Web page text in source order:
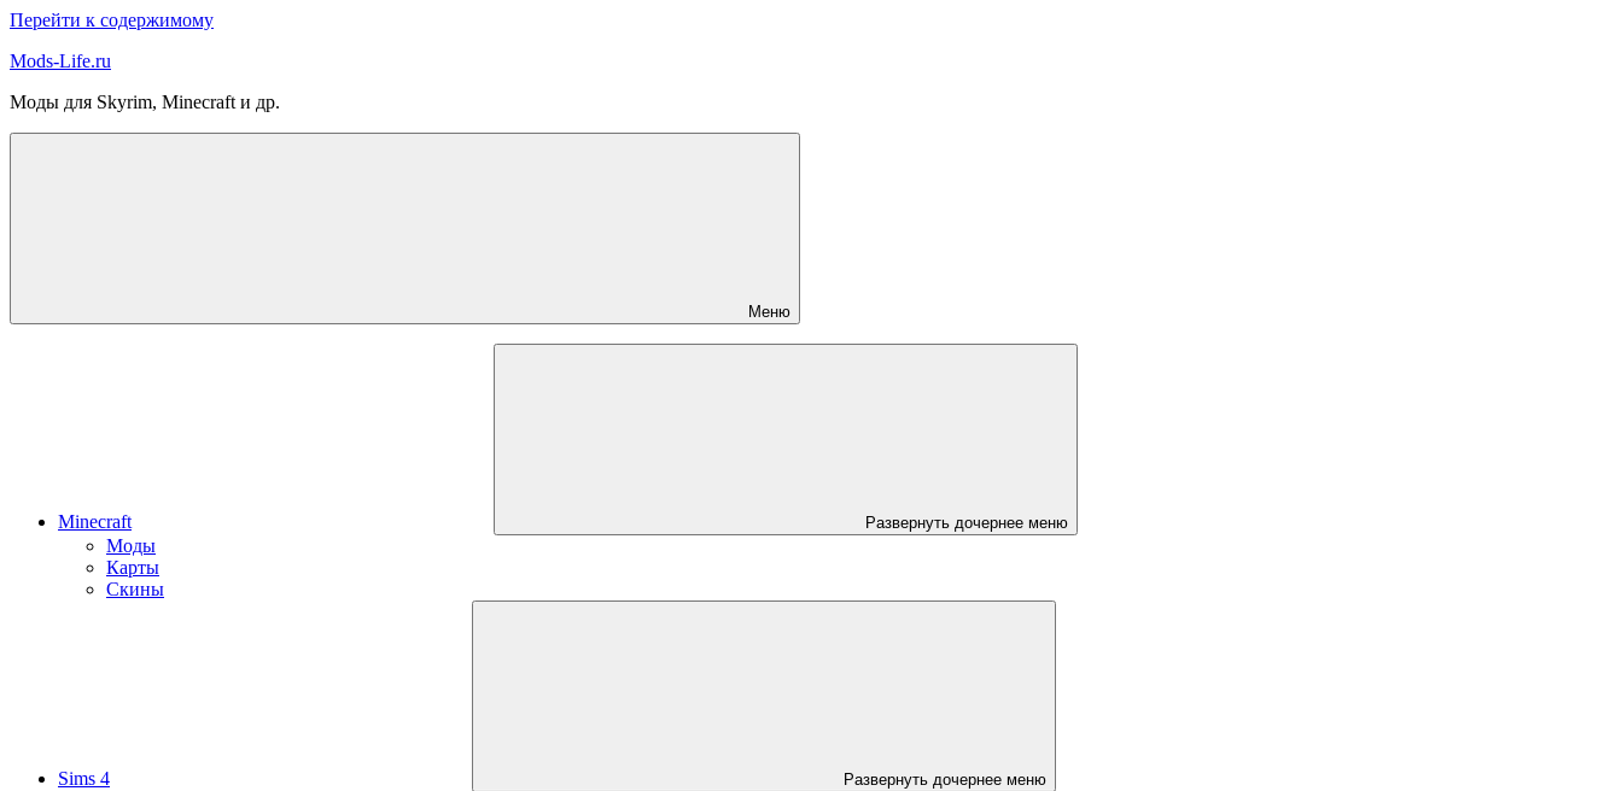
Перейти к содержимому
Mods-Life.ru
Моды для Skyrim, Minecraft и др.
Меню
Minecraft Развернуть дочернее меню
Моды
Карты
Скины
Sims 4 Развернуть дочернее меню